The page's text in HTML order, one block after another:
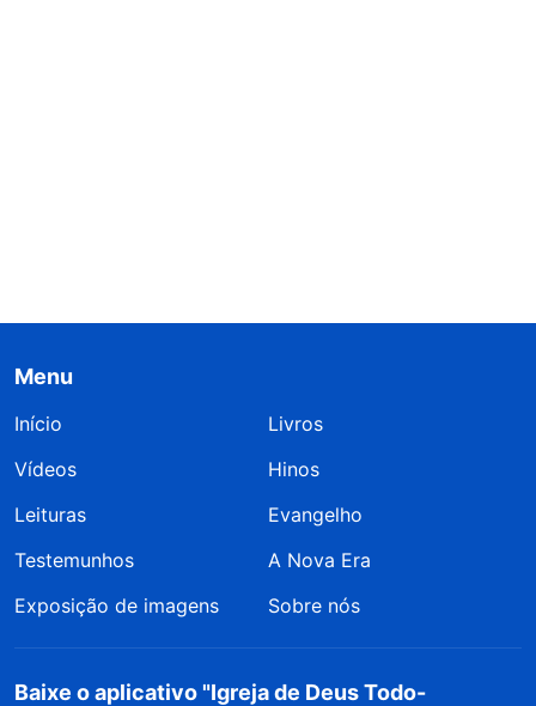
Menu
Início
Livros
Vídeos
Hinos
Leituras
Evangelho
Testemunhos
A Nova Era
Exposição de imagens
Sobre nós
Baixe o aplicativo "Igreja de Deus Todo-